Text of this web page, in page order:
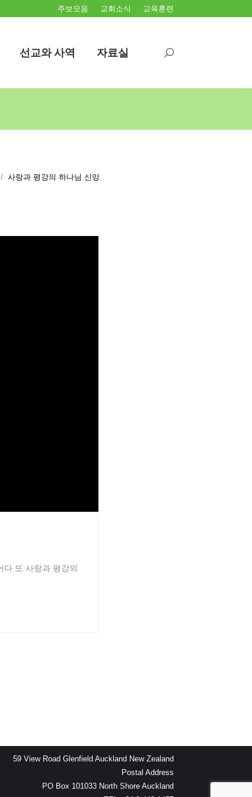
주보모음 교회소식 교육훈련
선교와 사역 자료실 Search:
사랑과 평강의 하나님 신앙
다 또 사랑과 평강의
59 View Road Glenfield Auckland New Zealand
Postal Address
PO Box 101033 North Shore Auckland